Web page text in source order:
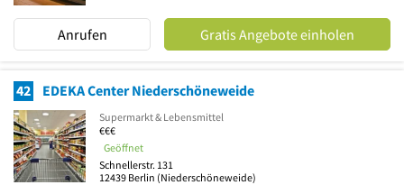
Anrufen Gratis Angebote einholen
42 EDEKA Center Niederschöneweide
Supermarkt & Lebensmittel
€€€
Geöffnet
Schnellerstr. 131
12439 Berlin (Niederschöneweide)